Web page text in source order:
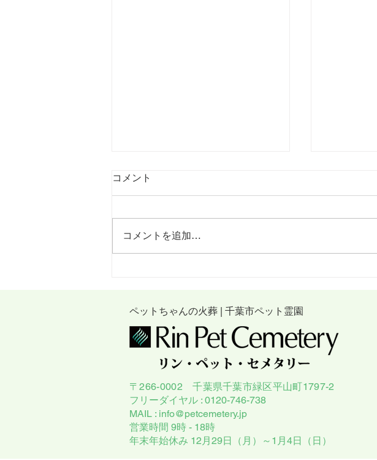
３月の法要式について
２月の法
コメント
コメントを追加…
ペットちゃんの火葬 | 千葉市ペット霊園
〒266-0002 千葉県千葉市緑区平山町1797-2
フリーダイヤル : 0120-746-738
MAIL : info@petcemetery.jp
営業時間 9時 - 18時
年末年始休み 12月29日（月）～1月4日（日）